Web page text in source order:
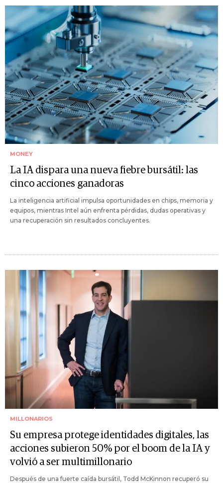
MONEY
La IA dispara una nueva fiebre bursátil: las
cinco acciones ganadoras
La inteligencia artificial impulsa oportunidades en chips, memoria y
equipos, mientras Intel aún enfrenta pérdidas, dudas operativas y
una recuperación sin resultados concluyentes.
MILLONARIOS
Su empresa protege identidades digitales, las
acciones subieron 50% por el boom de la IA y
volvió a ser multimillonario
Después de una fuerte caída bursátil, Todd McKinnon recuperó su